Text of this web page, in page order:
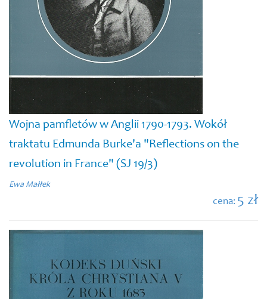
Wojna pamfletów w Anglii 1790-1793. Wokół
traktatu Edmunda Burke'a "Reflections on the
revolution in France" (SJ 19/3)
Ewa Małłek
cena: 5 zł